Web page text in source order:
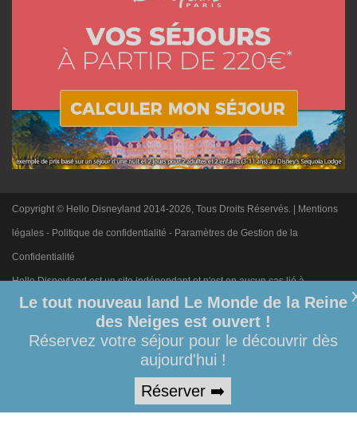
Copyright © Hello Disneyland 2014-2026, Tous Droits Réservés. | Mentions
légales - Politique de confidentialité - Paramètres de Gestion de la
Confidentialité
Hello Disneyland est un site indépendant et n'est en aucun cas lié à
Disneyland Paris. Toute demande adressée à Disneyland Paris sera
ignorée. Merci de votre compréhension.
Le tout nouveau land Le Monde de la Reine
des Neiges est ouvert !
Réservez votre séjour pour le découvrir dès
aujourd'hui !
Réserver ➡️